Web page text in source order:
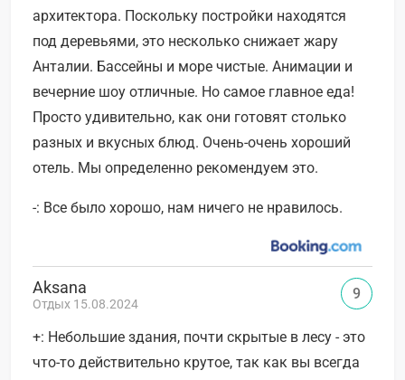
архитектора. Поскольку постройки находятся
под деревьями, это несколько снижает жару
Анталии. Бассейны и море чистые. Анимации и
вечерние шоу отличные. Но самое главное еда!
Просто удивительно, как они готовят столько
разных и вкусных блюд. Очень-очень хороший
отель. Мы определенно рекомендуем это.
-: Все было хорошо, нам ничего не нравилось.
Aksana
Отдых 15.08.2024
+: Небольшие здания, почти скрытые в лесу - это
что-то действительно крутое, так как вы всегда
9